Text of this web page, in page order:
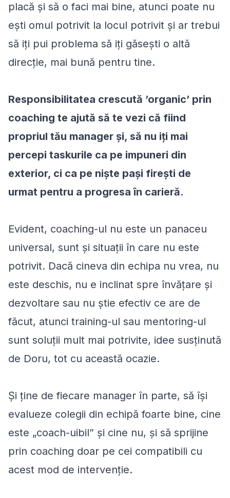
placă și să o faci mai bine, atunci poate nu
ești omul potrivit la locul potrivit și ar trebui
să iți pui problema să iți găsești o altă
direcție, mai bună pentru tine.
Responsibilitatea crescută ’organic’ prin
coaching te ajută să te vezi că fiind
propriul tău manager și, să nu iți mai
percepi taskurile ca pe impuneri din
exterior, ci ca pe niște pași firești de
urmat pentru a progresa în carieră.
Evident, coaching-ul nu este un panaceu
universal, sunt și situații în care nu este
potrivit. Dacă cineva din echipa nu vrea, nu
este deschis, nu e inclinat spre învățare și
dezvoltare sau nu știe efectiv ce are de
făcut, atunci training-ul sau mentoring-ul
sunt soluții mult mai potrivite, idee susținută
de Doru, tot cu această ocazie.
Și ține de fiecare manager în parte, să își
evalueze colegii din echipă foarte bine, cine
este „coach-uibil” și cine nu, și să sprijine
prin coaching doar pe cei compatibili cu
acest mod de intervenție.